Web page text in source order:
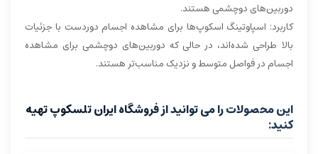
دوربین‌های دوچشمی هستند.
کاربرد: اسپاوتینگ اسکوپ‌ها برای مشاهده اجسام دوردست با جزئیات
بالا طراحی شده‌اند، در حالی که دوربین‌های دوچشمی برای مشاهده
اجسام در فواصل متوسط و نزدیک مناسب‌تر هستند.
این محصولات را می توانید از فروشگاه ایران تلسکوپ تهیه
کنید: